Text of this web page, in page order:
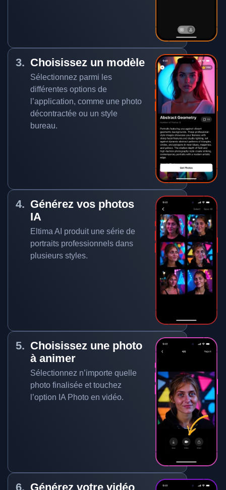
Choisissez un modèle
Sélectionnez parmi les
différentes options de
l’application, comme une photo
décontractée ou un style
bureau.
Générez vos photos
IA
Eltima AI produit une série de
portraits professionnels dans
plusieurs styles.
Choisissez une photo
à animer
Sélectionnez n’importe quelle
photo finalisée et touchez
l’option IA Photo en vidéo.
Générez votre vidéo